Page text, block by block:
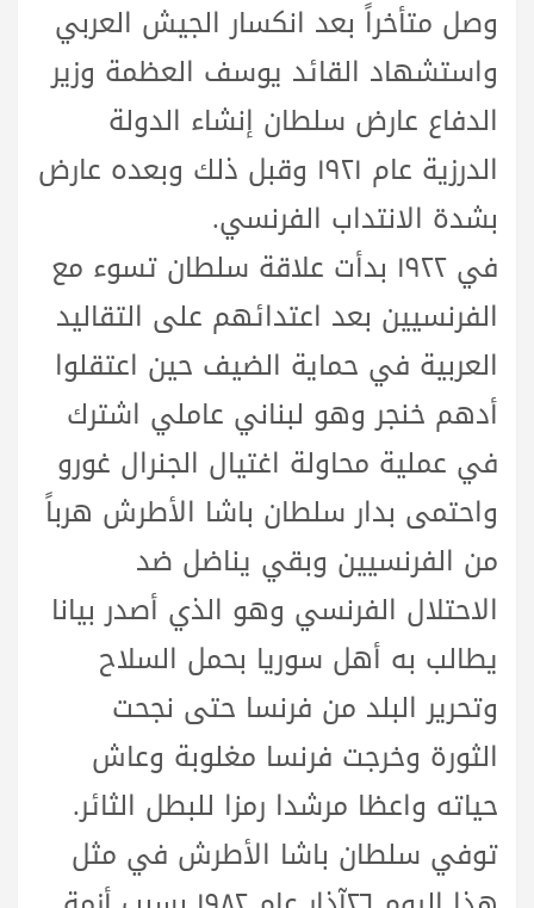
وصل متأخراً بعد انكسار الجيش العربي
واستشهاد القائد يوسف العظمة وزير
الدفاع عارض سلطان إنشاء الدولة
الدرزية عام ١٩٢١ وقبل ذلك وبعده عارض
بشدة الانتداب الفرنسي.
في ١٩٢٢ بدأت علاقة سلطان تسوء مع
الفرنسيين بعد اعتدائهم على التقاليد
العربية في حماية الضيف حين اعتقلوا
أدهم خنجر وهو لبناني عاملي اشترك
في عملية محاولة اغتيال الجنرال غورو
واحتمى بدار سلطان باشا الأطرش هرباً
من الفرنسيين وبقي يناضل ضد
الاحتلال الفرنسي وهو الذي أصدر بيانا
يطالب به أهل سوريا بحمل السلاح
وتحرير البلد من فرنسا حتى نجحت
الثورة وخرجت فرنسا مغلوبة وعاش
حياته واعظا مرشدا رمزا للبطل الثائر.
توفي سلطان باشا الأطرش في مثل